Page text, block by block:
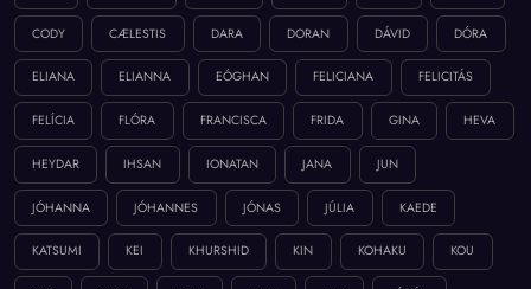
CODY CÆLESTIS DARA DORAN DÁVID DÓRA
ELIANA ELIANNA EÓGHAN FELICIANA FELICITÁS
FELÍCIA FLÓRA FRANCISCA FRIDA GINA HEVA
HEYDAR IHSAN IONATAN JANA JUN
JÓHANNA JÓHANNES JÓNAS JÚLIA KAEDE
KATSUMI KEI KHURSHID KIN KOHAKU KOU